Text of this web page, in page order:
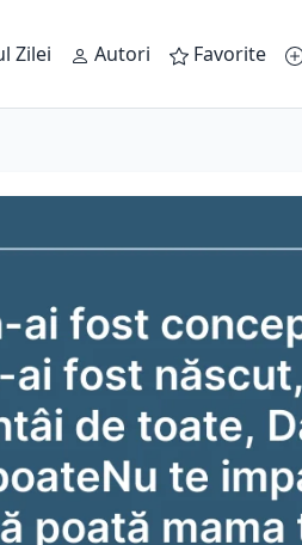
Zilei Autori Favorite